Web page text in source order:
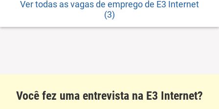
Ver todas as vagas de emprego de E3 Internet
(3)
Você fez uma entrevista na E3 Internet?